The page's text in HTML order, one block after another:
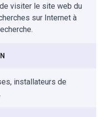
visiter le site web du
sur Internet à
installateurs de